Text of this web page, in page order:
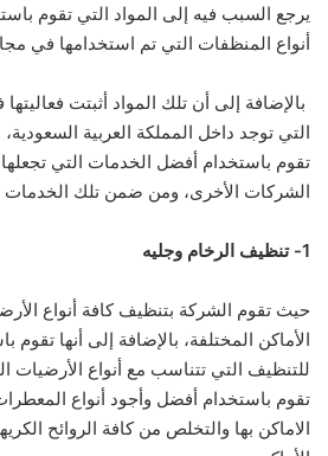
يرجع السبب فيه إلى المواد التي تقوم
أنواع المنظفات التي تم استخدامها في
بالإضافة إلى أن تلك المواد أثبتت
التي توجد داخل المملكة العربية
تقوم باستخدام أفضل الخدمات التي
الشركات الأخرى، ومن ضمن تلك الخدمات
1- تنظيف الرخام وجليه
حيث تقوم الشركة بتنظيف كافة أنواع
الأماكن المختلفة، بالإضافة إلى أنها
للتنظيف التي تتناسب مع أنواع الأرضيات
تقوم باستخدام أفضل وأجود أنواع
الاماكن بها والتخلص من كافة الروائح